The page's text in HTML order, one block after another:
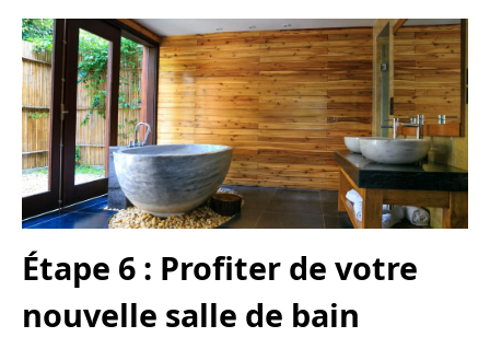
Étape 6 : Profiter de votre
nouvelle salle de bain